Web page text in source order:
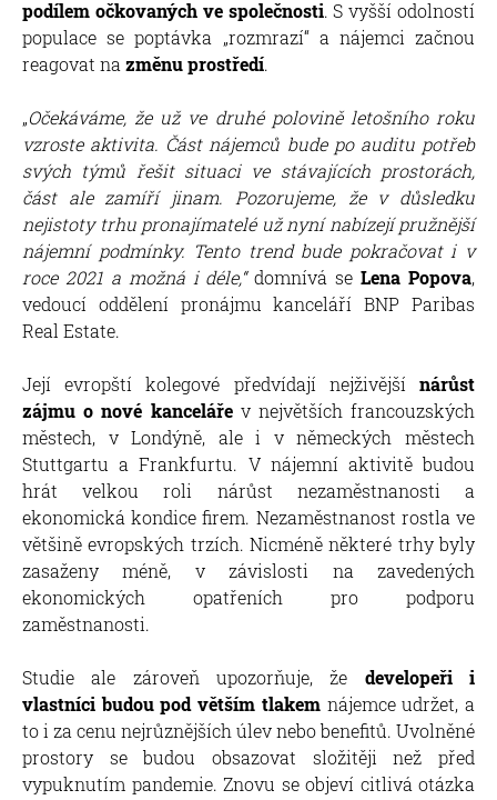
podílem očkovaných ve společnosti. S vyšší odolností
populace se poptávka „rozmrazí“ a nájemci začnou
reagovat na změnu prostředí.
„Očekáváme, že už ve druhé polovině letošního roku
vzroste aktivita. Část nájemců bude po auditu potřeb
svých týmů řešit situaci ve stávajících prostorách,
část ale zamíří jinam. Pozorujeme, že v důsledku
nejistoty trhu pronajímatelé už nyní nabízejí pružnější
nájemní podmínky. Tento trend bude pokračovat i v
roce 2021 a možná i déle,“domnívá seLena Popova,
vedoucí oddělení pronájmu kanceláří BNP Paribas
Real Estate.
Její evropští kolegové předvídají nejživější nárůst
zájmu o nové kancelářev největších francouzských
městech, v Londýně, ale i v německých městech
Stuttgartu a Frankfurtu. V nájemní aktivitě budou
hrát velkou roli nárůst nezaměstnanosti a
ekonomická kondice firem. Nezaměstnanost rostla ve
většině evropských trzích. Nicméně některé trhy byly
zasaženy méně, v závislosti na zavedených
ekonomických opatřeních pro podporu
zaměstnanosti.
Studie ale zároveň upozorňuje, že developeři i
vlastníci budou pod větším tlakemnájemce udržet, a
to i za cenu nejrůznějších úlev nebo benefitů. Uvolněné
prostory se budou obsazovat složitěji než před
vypuknutím pandemie. Znovu se objeví citlivá otázka